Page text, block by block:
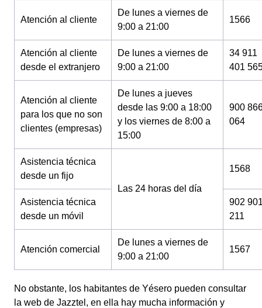
Atención al cliente
De lunes a viernes de
9:00 a 21:00
1566
Atención al cliente
desde el extranjero
De lunes a viernes de
9:00 a 21:00
34 911
401
Atención al cliente
para los que no son
clientes (empresas)
De lunes a jueves
desde las 9:00 a 18:00
y los viernes de 8:00 a
15:00
900
064
Asistencia técnica
desde un fijo
Las 24 horas del día
1568
Asistencia técnica
desde un móvil
902
211
Atención comercial
De lunes a viernes de
9:00 a 21:00
1567
No obstante, los habitantes de Yésero pueden consultar
la web de Jazztel, en ella hay mucha información y